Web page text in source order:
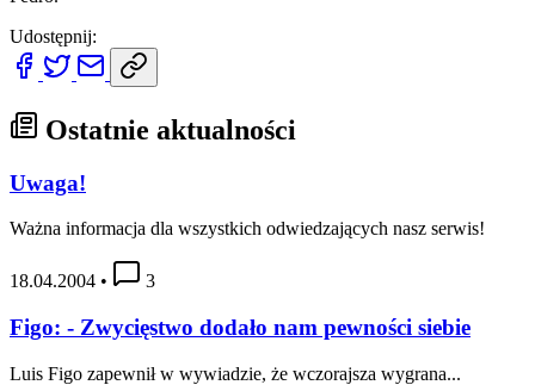
Udostępnij:
Ostatnie aktualności
Uwaga!
Ważna informacja dla wszystkich odwiedzających nasz serwis!
18.04.2004 • 3
Figo: - Zwycięstwo dodało nam pewności siebie
Luis Figo zapewnił w wywiadzie, że wczorajsza wygrana...